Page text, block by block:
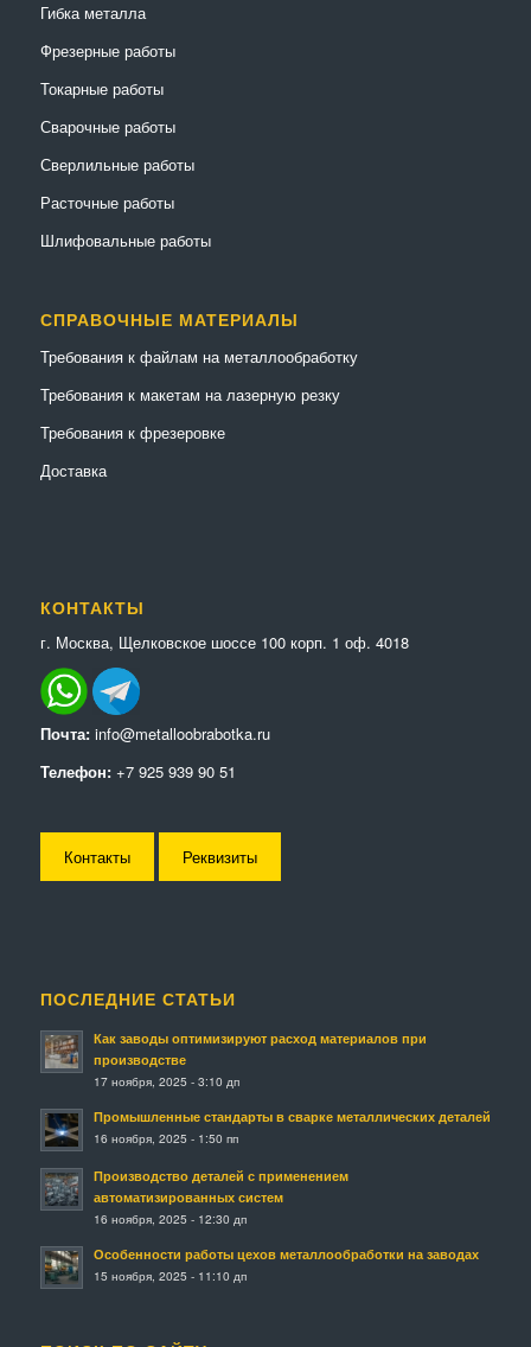
Гибка металла
Фрезерные работы
Токарные работы
Сварочные работы
Сверлильные работы
Расточные работы
Шлифовальные работы
СПРАВОЧНЫЕ МАТЕРИАЛЫ
Требования к файлам на металлообработку
Требования к макетам на лазерную резку
Требования к фрезеровке
Доставка
КОНТАКТЫ
г. Москва, Щелковское шоссе 100 корп. 1 оф. 4018
Почта: info@metalloobrabotka.ru
Телефон: +7 925 939 90 51
Контакты Реквизиты
ПОСЛЕДНИЕ СТАТЬИ
Как заводы оптимизируют расход материалов при
производстве
17 ноября, 2025 - 3:10 дп
Промышленные стандарты в сварке металлических деталей
16 ноября, 2025 - 1:50 пп
Производство деталей с применением
автоматизированных систем
16 ноября, 2025 - 12:30 дп
Особенности работы цехов металлообработки на заводах
15 ноября, 2025 - 11:10 дп